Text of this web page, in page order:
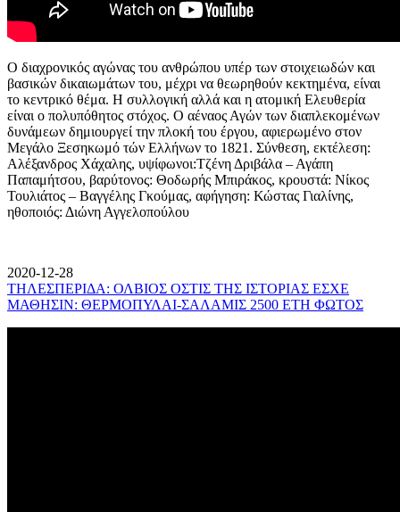
Ο διαχρονικός αγώνας του ανθρώπου υπέρ των στοιχειωδών και
βασικών δικαιωμάτων του, μέχρι να θεωρηθούν κεκτημένα, είναι
το κεντρικό θέμα. Η συλλογική αλλά και η ατομική Ελευθερία
είναι ο πολυπόθητος στόχος. Ο αέναος Αγών των διαπλεκομένων
δυνάμεων δημιουργεί την πλοκή του έργου, αφιερωμένο στον
Μεγάλο Ξεσηκωμό τών Ελλήνων το 1821. Σύνθεση, εκτέλεση:
Αλέξανδρος Χάχαλης, υψίφωνοι:Τζένη Δριβάλα – Αγάπη
Παπαμήτσου, βαρύτονος: Θοδωρής Μπιράκος, κρουστά: Νίκος
Τουλιάτος – Βαγγέλης Γκούμας, αφήγηση: Κώστας Γιαλίνης,
ηθοποιός: Διώνη Αγγελοπούλου
2020-12-28
ΤΗΛΕΣΠΕΡΙΔΑ: ΟΛΒΙΟΣ ΟΣΤΙΣ ΤΗΣ ΙΣΤΟΡΙΑΣ ΕΣΧΕ
ΜΑΘΗΣΙΝ: ΘΕΡΜΟΠΥΛΑΙ-ΣΑΛΑΜΙΣ 2500 ΕΤΗ ΦΩΤΟΣ